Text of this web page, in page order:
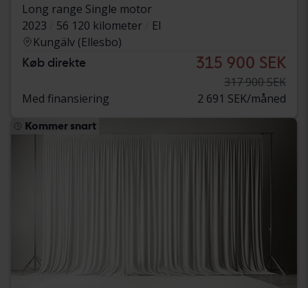
Long range Single motor
2023
56 120 kilometer
El
Kungälv (Ellesbo)
Køb direkte 315 900 SEK
317 900 SEK
Med finansiering
2 691 SEK/måned
Kommer snart